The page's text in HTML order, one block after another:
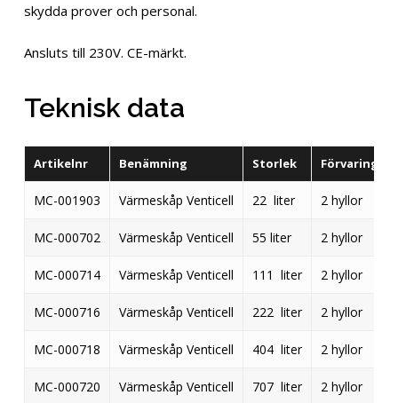
skydda prover och personal.
Ansluts till 230V. CE-märkt.
Teknisk data
Artikelnr Benämning Storlek Förvaring
MC-001903 Värmeskåp Venticell 22 liter 2 hyllor
MC-000702 Värmeskåp Venticell 55 liter 2 hyllor
MC-000714 Värmeskåp Venticell 111 liter 2 hyllor
MC-000716 Värmeskåp Venticell 222 liter 2 hyllor
MC-000718 Värmeskåp Venticell 404 liter 2 hyllor
MC-000720 Värmeskåp Venticell 707 liter 2 hyllor